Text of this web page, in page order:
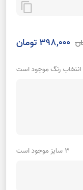
content_copy
398,000 تومان
3 سایز موجود است